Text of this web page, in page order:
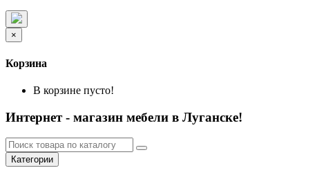
×
Корзина
В корзине пусто!
Интернет - магазин мебели в Луганске!
Категории